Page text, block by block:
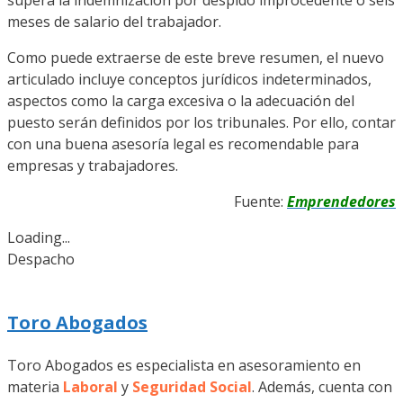
meses de salario del trabajador.
Como puede extraerse de este breve resumen, el nuevo
articulado incluye conceptos jurídicos indeterminados,
aspectos como la carga excesiva o la adecuación del
puesto serán definidos por los tribunales. Por ello, contar
con una buena asesoría legal es recomendable para
empresas y trabajadores.
Fuente: Emprendedores
Loading...
Despacho
Toro Abogados
Toro Abogados es especialista en asesoramiento en
materia Laboral y Seguridad Social. Además, cuenta con